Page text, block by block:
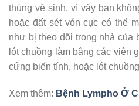
thùng vệ sinh, vì vậy bạn
hoặc đất sét vón cục có thể
như bị theo dõi trong nhà của
lót chuồng làm bằng các viên
cứng biến tính, hoặc lót
Xem thêm: Bệnh Lympho Ở